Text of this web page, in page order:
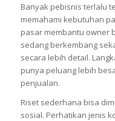
Banyak pebisnis terlalu
memahami kebutuhan
pasar membantu owner
sedang berkembang
secara lebih detail.
punya peluang lebih
penjualan.
Riset sederhana bisa
sosial. Perhatikan jenis